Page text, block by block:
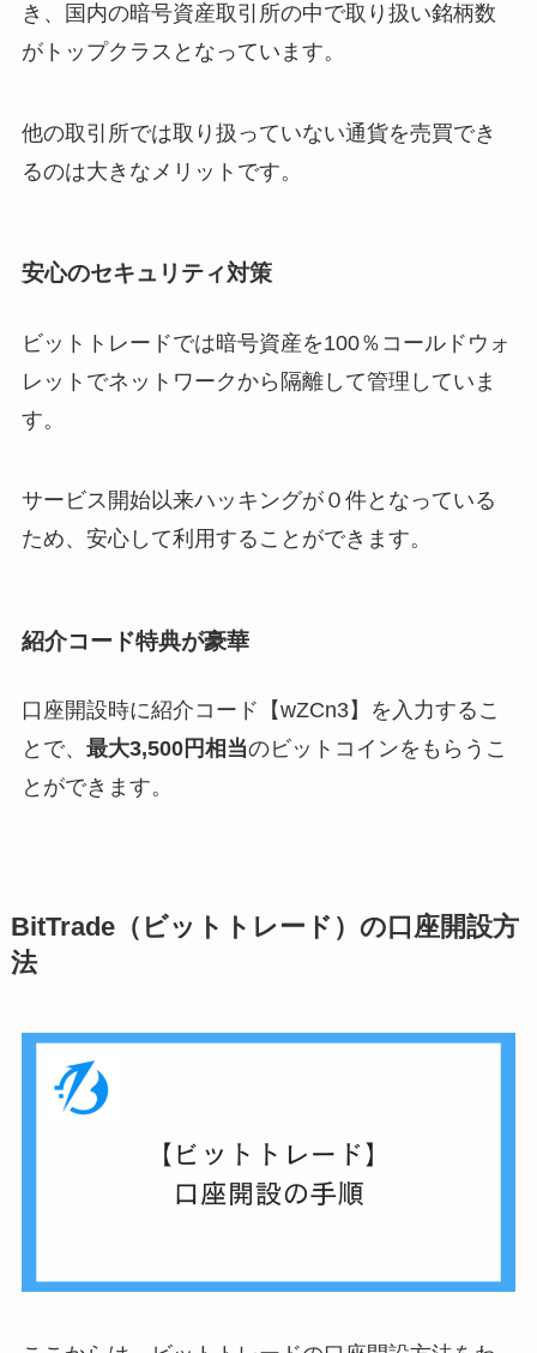
き、国内の暗号資産取引所の中で取り扱い銘柄数
がトップクラスとなっています。
他の取引所では取り扱っていない通貨を売買でき
るのは大きなメリットです。
安心のセキュリティ対策
ビットトレードでは暗号資産を100％コールドウォ
レットでネットワークから隔離して管理していま
す。
サービス開始以来ハッキングが０件となっている
ため、安心して利用することができます。
紹介コード特典が豪華
口座開設時に紹介コード【wZCn3】を入力するこ
とで、 最大3,500円相当のビットコインをもらうこ
とができます。
BitTrade（ビットトレード）の口座開設方
法